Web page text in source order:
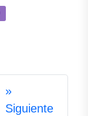
»
Siguiente